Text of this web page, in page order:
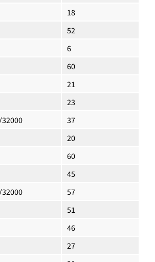
18
52
6
60
21
23
37
20
60
45
57
51
46
27